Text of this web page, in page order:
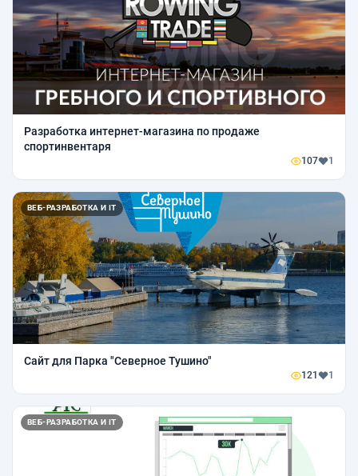
Разработка интернет-магазина по продаже
спортинвентаря
107 1
ВЕБ-РАЗРАБОТКА И IT
Сайт для Парка "Северное Тушино"
121 1
ВЕБ-РАЗРАБОТКА И IT